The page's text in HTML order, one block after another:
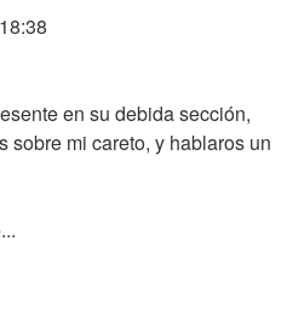
en su debida sección,
sobre mi careto, y hablaros un